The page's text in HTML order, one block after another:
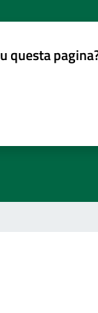
questa